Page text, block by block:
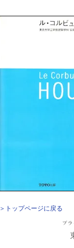
＞トップページに戻る